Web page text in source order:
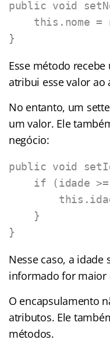
public void
}
Esse método
atribui esse valor
No entanto, um
um valor. Ele
negócio:
public void
}
Nesse caso, a idade
informado for maior
O encapsulamento
atributos. Ele
métodos.